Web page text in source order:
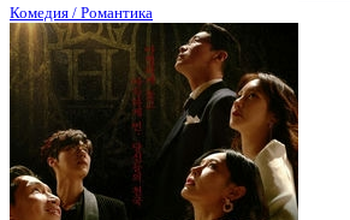
Комедия / Романтика